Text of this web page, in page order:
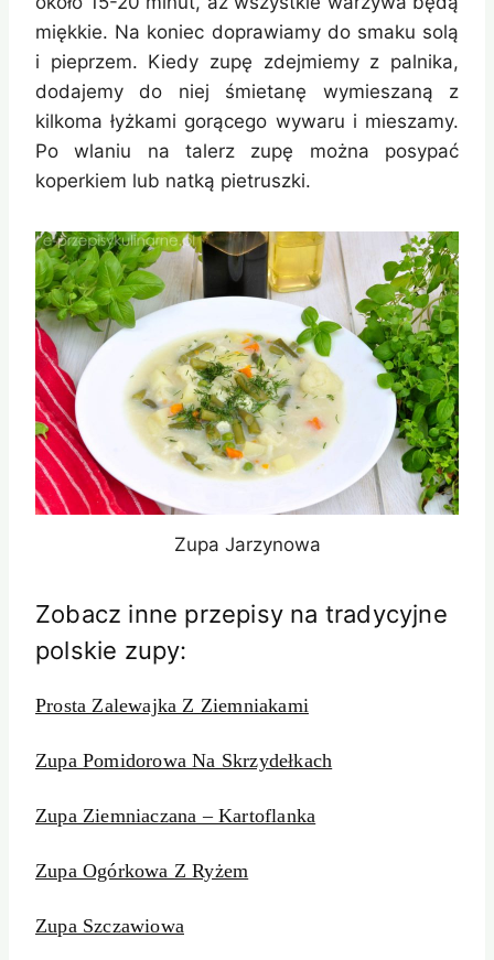
miękkie. Na koniec doprawiamy do smaku solą
i pieprzem. Kiedy zupę zdejmiemy z palnika,
dodajemy do niej śmietanę wymieszaną z
kilkoma łyżkami gorącego wywaru i mieszamy.
Po wlaniu na talerz zupę można posypać
koperkiem lub natką pietruszki.
Zupa Jarzynowa
Zobacz inne przepisy na tradycyjne
polskie zupy:
Prosta Zalewajka Z Ziemniakami
Zupa Pomidorowa Na Skrzydełkach
Zupa Ziemniaczana – Kartoflanka
Zupa Ogórkowa Z Ryżem
Zupa Szczawiowa